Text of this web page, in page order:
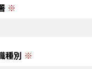
種別
ベントをお知りになった